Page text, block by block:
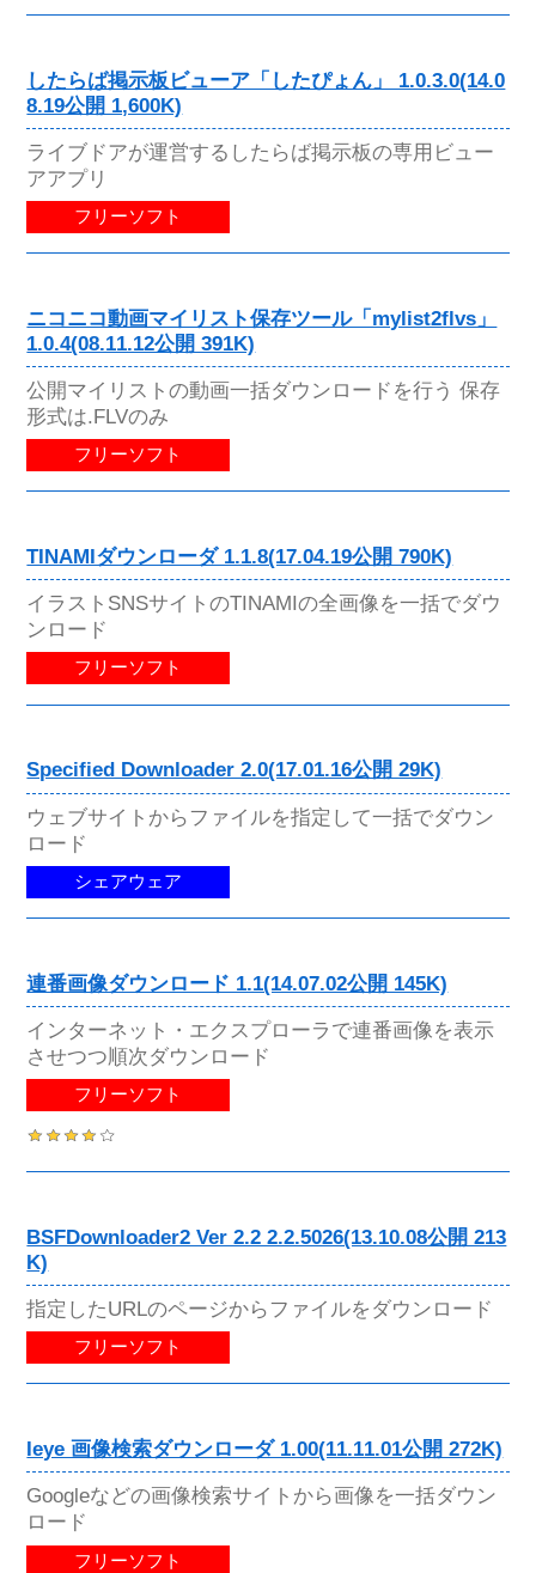
したらば掲示板ビューア「したぴょん」 1.0.3.0(14.0
8.19公開 1,600K)
ライブドアが運営するしたらば掲示板の専用ビュー
アアプリ
フリーソフト
ニコニコ動画マイリスト保存ツール「mylist2flvs」
1.0.4(08.11.12公開 391K)
公開マイリストの動画一括ダウンロードを行う 保存
形式は.FLVのみ
フリーソフト
TINAMIダウンローダ 1.1.8(17.04.19公開 790K)
イラストSNSサイトのTINAMIの全画像を一括でダウ
ンロード
フリーソフト
Specified Downloader 2.0(17.01.16公開 29K)
ウェブサイトからファイルを指定して一括でダウン
ロード
シェアウェア
連番画像ダウンロード 1.1(14.07.02公開 145K)
インターネット・エクスプローラで連番画像を表示
させつつ順次ダウンロード
フリーソフト
BSFDownloader2 Ver 2.2 2.2.5026(13.10.08公開 213
K)
指定したURLのページからファイルをダウンロード
フリーソフト
Ieye 画像検索ダウンローダ 1.00(11.11.01公開 272K)
Googleなどの画像検索サイトから画像を一括ダウン
ロード
フリーソフト